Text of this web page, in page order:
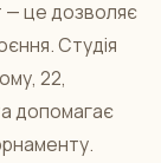
— це дозволяє
Студія
22,
допомагає